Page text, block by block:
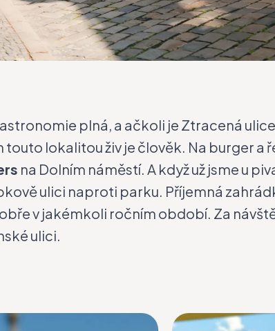
plná, a ačkoli je Ztracená
lokalitou živ je člověk. Na burger a
na Dolním náměstí. A když už jsme u
ulici naproti parku. Příjemná
v jakémkoli ročním období. Za
ulici.